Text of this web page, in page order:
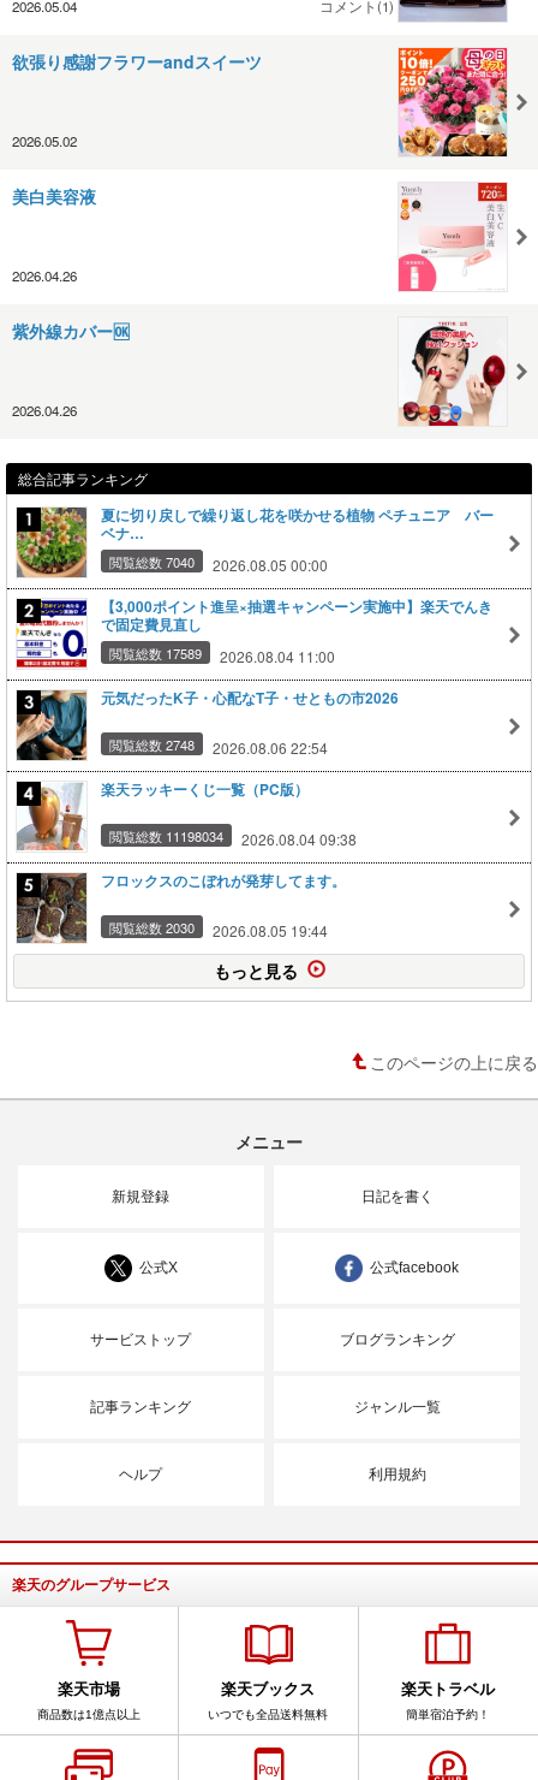
2026.05.04 コメント(1)
欲張り感謝フラワーandスイーツ
2026.05.02
美白美容液
2026.04.26
紫外線カバー🆗
2026.04.26
総合記事ランキング
夏に切り戻しで繰り返し花を咲かせる植物 ペチュニア バー
ベナ…
閲覧総数 7040 2026.08.05 00:00
【3,000ポイント進呈×抽選キャンペーン実施中】楽天でんき
で固定費見直し
閲覧総数 17589 2026.08.04 11:00
元気だったK子・心配なT子・せともの市2026
閲覧総数 2748 2026.08.06 22:54
楽天ラッキーくじ一覧（PC版）
閲覧総数 11198034 2026.08.04 09:38
フロックスのこぼれが発芽してます。
閲覧総数 2030 2026.08.05 19:44
もっと見る
このページの上に戻る
メニュー
新規登録 日記を書く
公式X 公式facebook
サービストップ ブログランキング
記事ランキング ジャンル一覧
ヘルプ 利用規約
楽天のグループサービス
楽天市場
商品数は1億点以上
楽天ブックス
いつでも全品送料無料
楽天トラベル
簡単宿泊予約！